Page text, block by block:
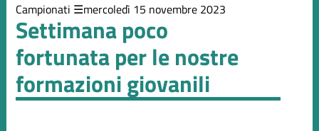
Campionati mercoledì 15 novembre 2023
Settimana poco
fortunata per le nostre
formazioni giovanili